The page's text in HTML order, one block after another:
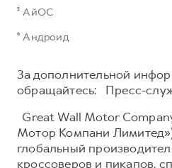
⁵ АйОС
⁶ Андроид
За дополнительной
обращайтесь: Пресс-
Great Wall Motor
Мотор Компани
глобальный
кроссоверов и пикапов,